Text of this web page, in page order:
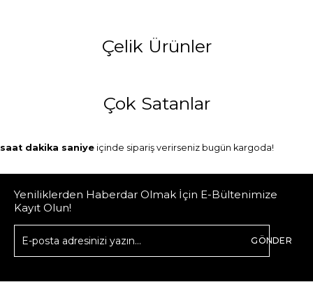
Çelik Ürünler
Çok Satanlar
saat dakika saniye içinde sipariş verirseniz bugün kargoda!
Yeniliklerden Haberdar Olmak İçin E-Bültenimize
Kayıt Olun!
GÖNDER